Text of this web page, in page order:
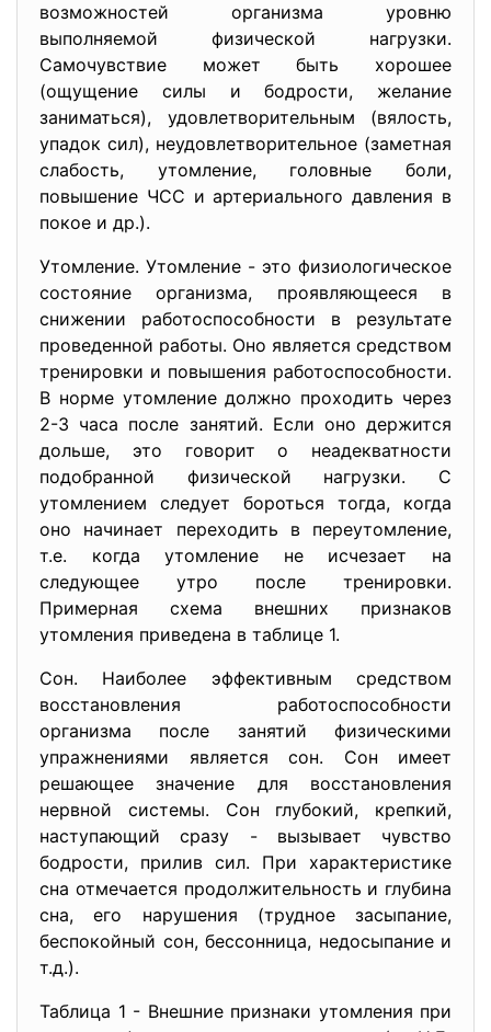
возможностей организма уровню
выполняемой физической нагрузки.
Самочувствие может быть хорошее
(ощущение силы и бодрости, желание
заниматься), удовлетворительным (вялость,
упадок сил), неудовлетворительное (заметная
слабость, утомление, головные боли,
повышение ЧСС и артериального давления в
покое и др.).
Утомление. Утомление - это физиологическое
состояние организма, проявляющееся в
снижении работоспособности в результате
проведенной работы. Оно является средством
тренировки и повышения работоспособности.
В норме утомление должно проходить через
2-3 часа после занятий. Если оно держится
дольше, это говорит о неадекватности
подобранной физической нагрузки. С
утомлением следует бороться тогда, когда
оно начинает переходить в переутомление,
т.е. когда утомление не исчезает на
следующее утро после тренировки.
Примерная схема внешних признаков
утомления приведена в таблице 1.
Сон. Наиболее эффективным средством
восстановления работоспособности
организма после занятий физическими
упражнениями является сон. Сон имеет
решающее значение для восстановления
нервной системы. Сон глубокий, крепкий,
наступающий сразу - вызывает чувство
бодрости, прилив сил. При характеристике
сна отмечается продолжительность и глубина
сна, его нарушения (трудное засыпание,
беспокойный сон, бессонница, недосыпание и
т.д.).
Таблица 1 - Внешние признаки утомления при